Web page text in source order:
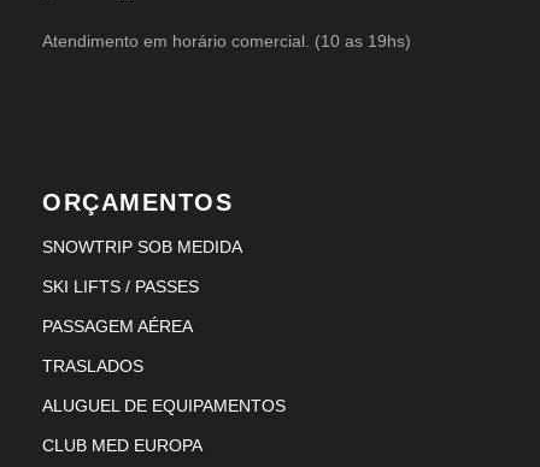
Atendimento em horário comercial. (10 as 19hs)
ORÇAMENTOS
SNOWTRIP SOB MEDIDA
SKI LIFTS / PASSES
PASSAGEM AÉREA
TRASLADOS
ALUGUEL DE EQUIPAMENTOS
CLUB MED EUROPA